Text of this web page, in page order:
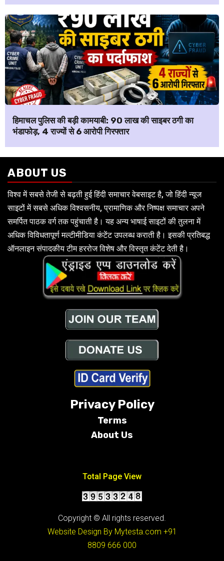
हिमाचल पुलिस की बड़ी कामयाबी: ₹90 लाख की साइबर ठगी का
भंडाफोड़, 4 राज्यों से 6 आरोपी गिरफ्तार
ABOUT US
विश्व में सबसे तेजी से बढ़ती हुई हिंदी समाचार वेबसाइट है, जो हिंदी न्यूज
साइटों में सबसे अधिक विश्वसनीय, प्रामाणिक और निष्पक्ष समाचार अपने
समर्पित पाठक वर्ग तक पहुंचाती है। यह अन्य भाषाई साइटों की तुलना में
अधिक विविधतापूर्ण मल्टीमीडिया कंटेंट उपलब्ध कराती है। इसकी प्रतिबद्ध
ऑनलाइन संपादकीय टीम हररोज विशेष और विस्तृत कंटेंट देती है।
Privacy Policy
Terms
About Us
Total Page View
Copyright © All rights reserved.
Website Design By Mytesta.com +91
8809 666 000